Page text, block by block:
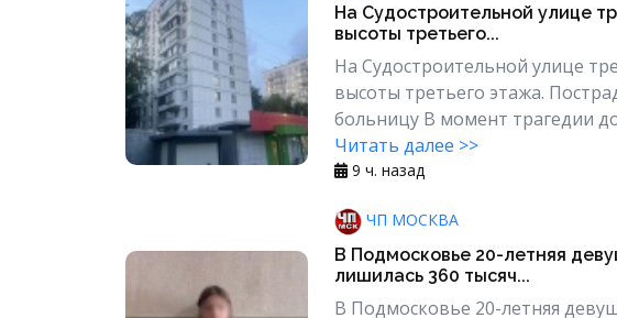
На Судостроительной улице
высоты третьего...
На Судостроительной улице
высоты третьего этажа.
больницу В момент трагедии
Читать далее >>
9 ч. назад
ЧП МОСКВА
В Подмосковье 20-летняя
лишилась 360 тысяч...
В Подмосковье 20-летняя